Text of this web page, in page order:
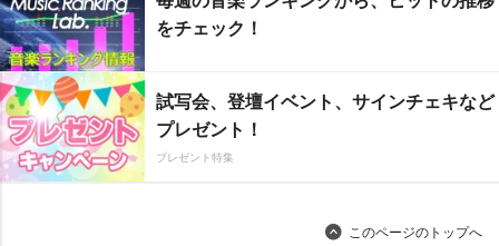
をチェック！
試写会、登壇イベント、サインチェキなど
プレゼント！
プレゼント特集
このページのトップへ